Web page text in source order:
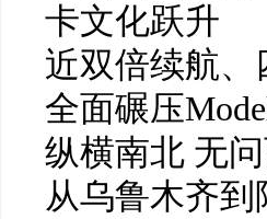
卡文化跃升
近双倍续航、
全面碾压
纵横南北 无
从乌鲁木齐